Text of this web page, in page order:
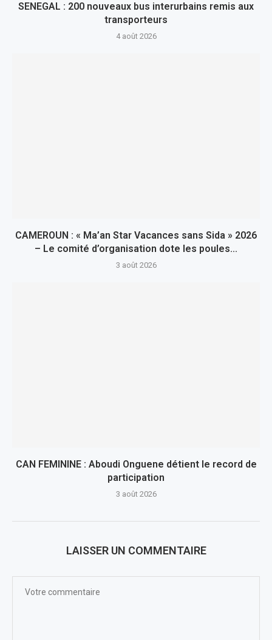
SENEGAL : 200 nouveaux bus interurbains remis aux
transporteurs
4 août 2026
CAMEROUN : « Ma’an Star Vacances sans Sida » 2026
– Le comité d’organisation dote les poules...
3 août 2026
CAN FEMININE : Aboudi Onguene détient le record de
participation
3 août 2026
LAISSER UN COMMENTAIRE